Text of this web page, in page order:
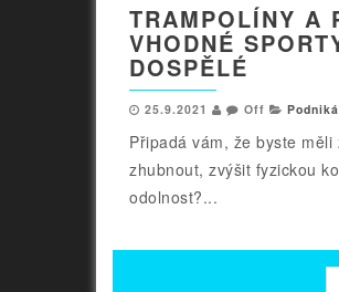
TRAMPOLÍNY A
VHODNÉ
DOSPĚLÉ
25.9.2021 Off
Připadá vám, že byste
zhubnout, zvýšit fyzickou
odolnost?...